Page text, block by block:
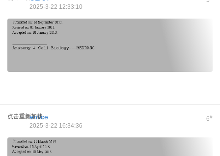
2025-3-22 12:33:10
点击重新加载 6#
entice
2025-3-22 16:34:36